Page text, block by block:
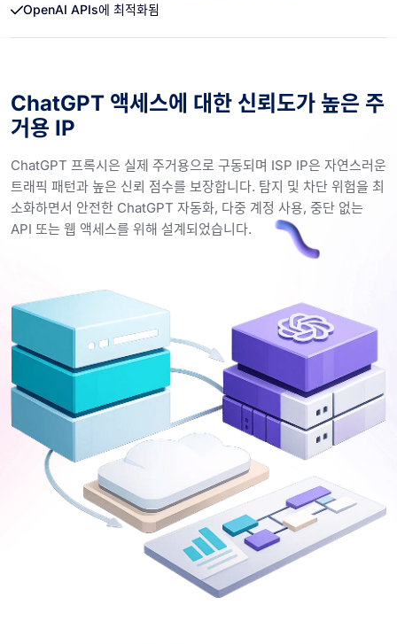
OpenAI APIs에 최적화됨
ChatGPT 액세스에 대한 신뢰도가 높은 주
거용 IP
ChatGPT 프록시은 실제 주거용으로 구동되며 ISP IP은 자연스러운
트래픽 패턴과 높은 신뢰 점수를 보장합니다. 탐지 및 차단 위험을 최
소화하면서 안전한 ChatGPT 자동화, 다중 계정 사용, 중단 없는
API 또는 웹 액세스를 위해 설계되었습니다.